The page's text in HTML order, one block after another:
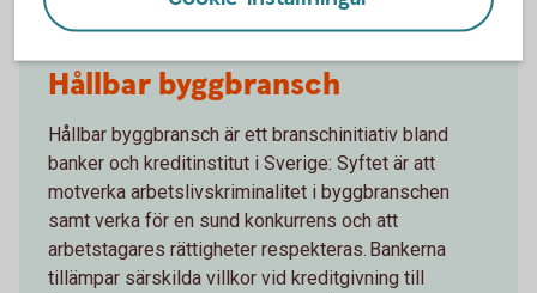
Hållbar byggbransch
Hållbar byggbransch är ett branschinitiativ bland
banker och kreditinstitut i Sverige: Syftet är att
motverka arbetslivskriminalitet i byggbranschen
samt verka för en sund konkurrens och att
arbetstagares rättigheter respekteras. Bankerna
tillämpar särskilda villkor vid kreditgivning till